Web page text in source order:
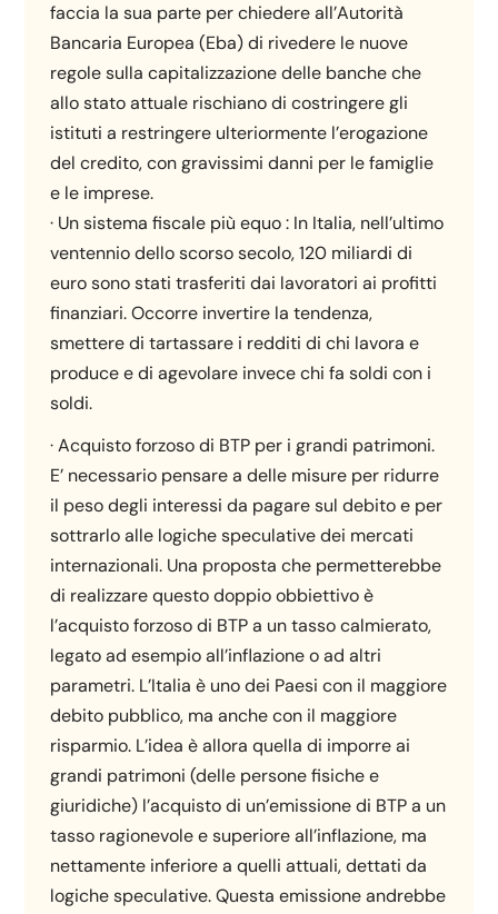
faccia la sua parte per chiedere all’Autorità
Bancaria Europea (Eba) di rivedere le nuove
regole sulla capitalizzazione delle banche che
allo stato attuale rischiano di costringere gli
istituti a restringere ulteriormente l’erogazione
del credito, con gravissimi danni per le famiglie
e le imprese.
· Un sistema fiscale più equo : In Italia, nell’ultimo
ventennio dello scorso secolo, 120 miliardi di
euro sono stati trasferiti dai lavoratori ai profitti
finanziari. Occorre invertire la tendenza,
smettere di tartassare i redditi di chi lavora e
produce e di agevolare invece chi fa soldi con i
soldi.
· Acquisto forzoso di BTP per i grandi patrimoni.
E’ necessario pensare a delle misure per ridurre
il peso degli interessi da pagare sul debito e per
sottrarlo alle logiche speculative dei mercati
internazionali. Una proposta che permetterebbe
di realizzare questo doppio obbiettivo è
l’acquisto forzoso di BTP a un tasso calmierato,
legato ad esempio all’inflazione o ad altri
parametri. L’Italia è uno dei Paesi con il maggiore
debito pubblico, ma anche con il maggiore
risparmio. L’idea è allora quella di imporre ai
grandi patrimoni (delle persone fisiche e
giuridiche) l’acquisto di un’emissione di BTP a un
tasso ragionevole e superiore all’inflazione, ma
nettamente inferiore a quelli attuali, dettati da
logiche speculative. Questa emissione andrebbe